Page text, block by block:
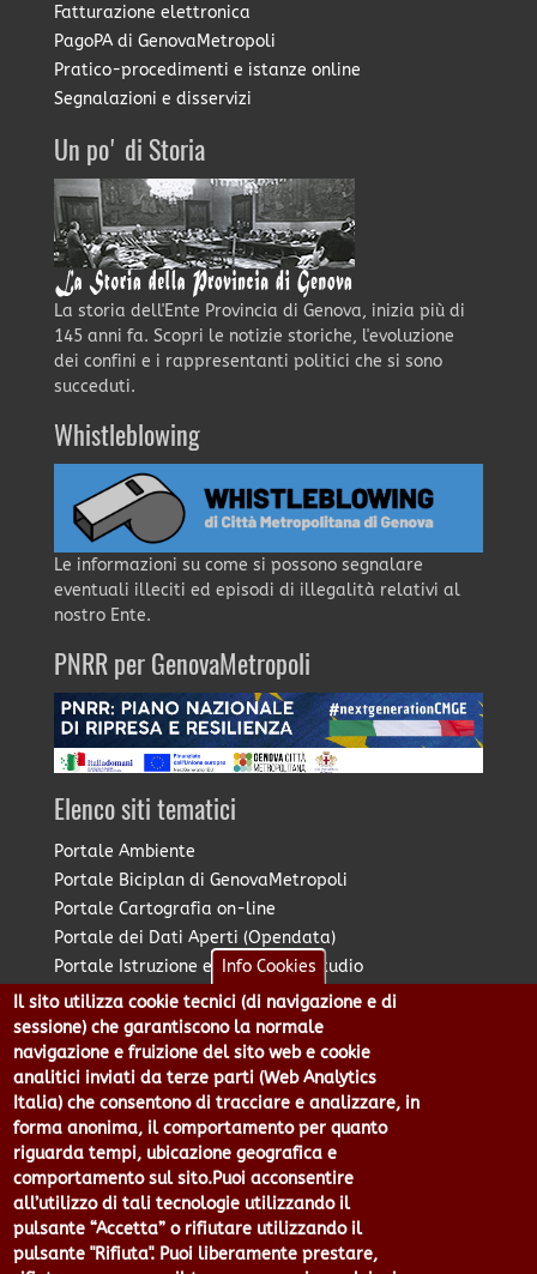
Fatturazione elettronica
PagoPA di GenovaMetropoli
Pratico-procedimenti e istanze online
Segnalazioni e disservizi
Un po' di Storia
La storia dell'Ente Provincia di Genova, inizia più di
145 anni fa. Scopri le notizie storiche, l'evoluzione
dei confini e i rappresentanti politici che si sono
succeduti.
Whistleblowing
Le informazioni su come si possono segnalare
eventuali illeciti ed episodi di illegalità relativi al
nostro Ente.
PNRR per GenovaMetropoli
Elenco siti tematici
Portale Ambiente
Portale Biciplan di GenovaMetropoli
Portale Cartografia on-line
Portale dei Dati Aperti (Opendata)
Portale Istruzione e Diritto allo Studio
Portale Marketing Territoriale
Portale Piano Strategico Metropolitano
Portale PUMS di GenovaMetropoli
Portale Stazione Unica Appaltante
Pratico: procedimenti e istanze online
Città Metropolitana di Genova - Piazzale Mazzini 2 -16122 -
Genova | CF:80007350103 - P.Iva: 00949170104 | Codice IPA: cmge
Centralino 010 54991 Fax 010 5499244 URP 010 5499456
Num.Verde 800 509420 | P.E.C.:
Info Cookies
Il sito utilizza cookie tecnici (di navigazione e di
sessione) che garantiscono la normale
navigazione e fruizione del sito web e cookie
analitici inviati da terze parti (Web Analytics
Italia) che consentono di tracciare e analizzare, in
forma anonima, il comportamento per quanto
riguarda tempi, ubicazione geografica e
comportamento sul sito.Puoi acconsentire
all’utilizzo di tali tecnologie utilizzando il
pulsante “Accetta” o rifiutare utilizzando il
pulsante "Rifiuta". Puoi liberamente prestare,